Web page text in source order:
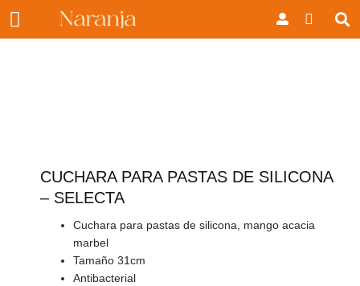
Carrito
CUCHARA PARA PASTAS DE SILICONA
– SELECTA
Cuchara para pastas de silicona, mango acacia
marbel
Tamaño 31cm
Antibacterial